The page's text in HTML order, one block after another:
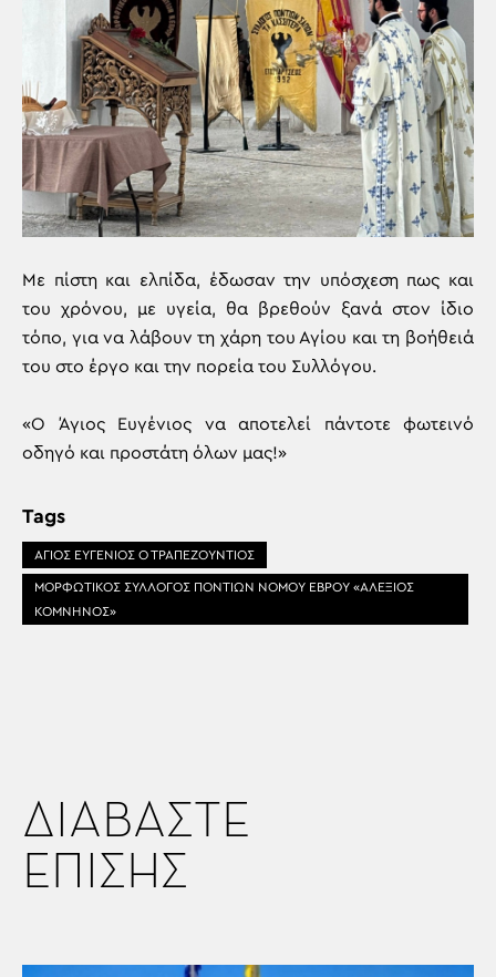
Με πίστη και ελπίδα, έδωσαν την υπόσχεση πως και
του χρόνου, με υγεία, θα βρεθούν ξανά στον ίδιο
τόπο, για να λάβουν τη χάρη του Αγίου και τη βοήθειά
του στο έργο και την πορεία του Συλλόγου.
«Ο Άγιος Ευγένιος να αποτελεί πάντοτε φωτεινό
οδηγό και προστάτη όλων μας!»
Tags
ΑΓΙΟΣ ΕΥΓΕΝΙΟΣ Ο ΤΡΑΠΕΖΟΥΝΤΙΟΣ
ΜΟΡΦΩΤΙΚΟΣ ΣΥΛΛΟΓΟΣ ΠΟΝΤΙΩΝ ΝΟΜΟΥ ΕΒΡΟΥ «ΑΛΕΞΙΟΣ
ΚΟΜΝΗΝΟΣ»
ΔΙΑΒΑΣΤΕ
ΕΠΙΣΗΣ